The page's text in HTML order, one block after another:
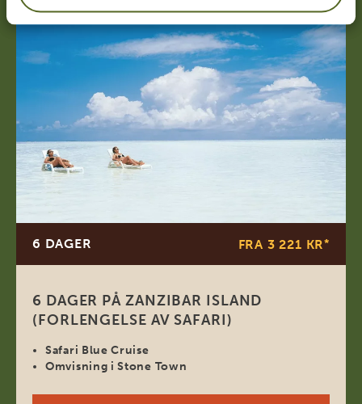
6 DAGER FRA 3 221 KR*
6 DAGER PÅ ZANZIBAR ISLAND
(FORLENGELSE AV SAFARI)
Safari Blue Cruise
Omvisning i Stone Town